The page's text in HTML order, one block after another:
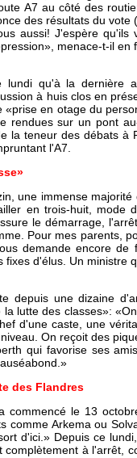
A7 au côté des
des résultats du
aussi! J'espère
menace-t-il
lundi qu'à la dernière
à huis clos en
«prise en otage du
rendues sur un pont
la teneur des débats
l'A7.
une immense
en trois-huit, mode
le démarrage,
Pour mes parents,
demande encore
fixes d'élus. Un ministre
depuis une dizaine
lutte des classes»:
d'une caste, une
On reçoit des
qui favorise ses
des Flandres
commencé le 13
comme Arkema ou
d'ici.» Depuis ce
complètement à l'arrêt,